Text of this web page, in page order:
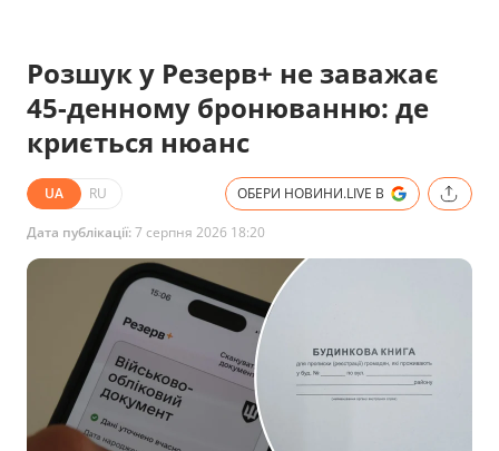
Розшук у Резерв+ не заважає
45-денному бронюванню: де
криється нюанс
UA RU ОБЕРИ НОВИНИ.LIVE В
Дата публікації:7 серпня 2026 18:20